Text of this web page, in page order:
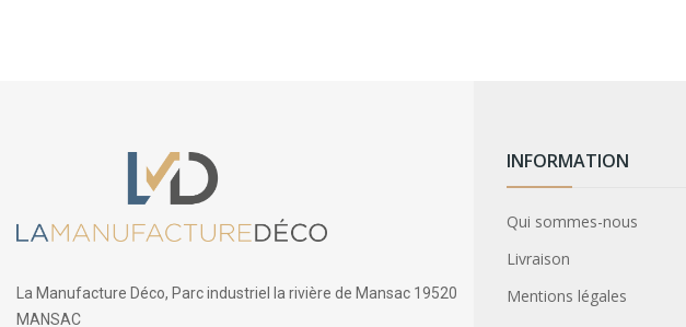
La Manufacture Déco, Parc industriel la rivière de Mansac 19520
MANSAC
INFORMATION
Qui sommes-nous
Livraison
Mentions légales